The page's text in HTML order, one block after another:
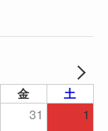
金 土
31
1